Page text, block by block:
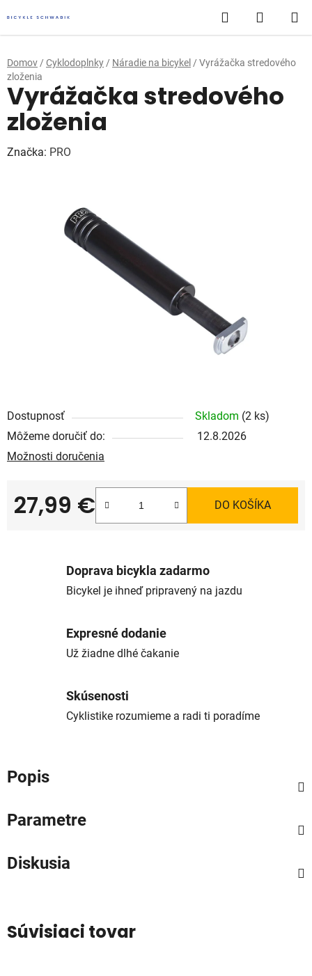
na
obsah
Hľadať
KOŠÍK
Domov / Cyklodoplnky / Náradie na bicykel / Vyrážačka stredového
zloženia
Dostupnosť Skladom (2 ks)
Môžeme doručiť do:
12.8.2026
Možnosti doručenia
27,99 €
Jednotková cena:
DO KOŠÍKA
Vyrážačka stredového
zloženia
Značka: PRO
Doprava bicykla zadarmo
Bicykel je ihneď pripravený na jazdu
Expresné dodanie
Už žiadne dlhé čakanie
Skúsenosti
Cyklistike rozumieme a radi ti poradíme
Popis
Parametre
Diskusia
Súvisiaci tovar